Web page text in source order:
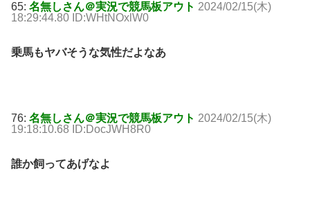
65: 名無しさん＠実況で競馬板アウト 2024/02/15(木)
18:29:44.80 ID:WHtNOxlW0
乗馬もヤバそうな気性だよなあ
76: 名無しさん＠実況で競馬板アウト 2024/02/15(木)
19:18:10.68 ID:DocJWH8R0
誰か飼ってあげなよ